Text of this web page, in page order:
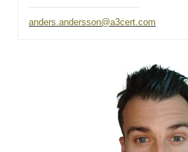
anders.andersson@a3cert.com